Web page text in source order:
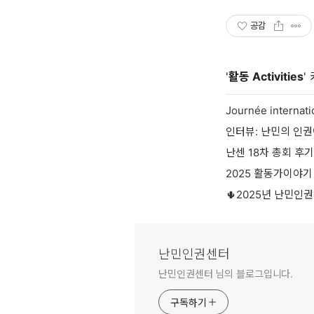
공감
'활동 Activities'
인터뷰: 난민의 인
난센 18차 총회 후
2025 활동가이야기
🌵2025년 난민인
난민인권센터
난민인권센터 님의 블로그입니다.
구독하기